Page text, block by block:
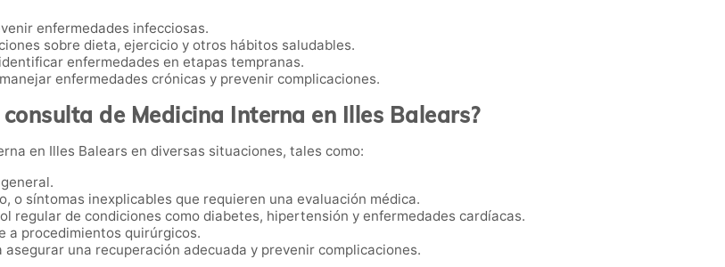
enfermedades infecciosas.
sobre dieta, ejercicio y otros hábitos saludables.
enfermedades en etapas tempranas.
enfermedades crónicas y prevenir complicaciones.
de Medicina Interna en Illes Balears?
en Illes Balears en diversas situaciones, tales como:
o síntomas inexplicables que requieren una evaluación médica.
regular de condiciones como diabetes, hipertensión y enfermedades cardíacas.
a procedimientos quirúrgicos.
asegurar una recuperación adecuada y prevenir complicaciones.